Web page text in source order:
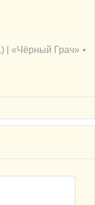
| «Чёрный Грач» •